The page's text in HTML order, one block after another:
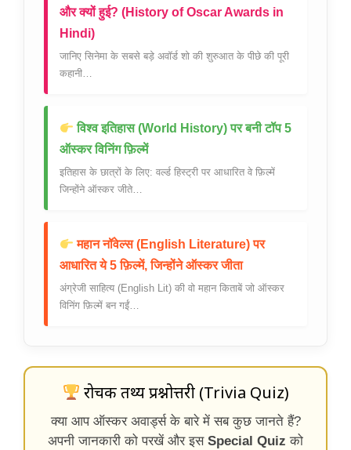
और क्यों हुई? (History of Oscar Awards in
Hindi)
जानिए सिनेमा के सबसे बड़े अवॉर्ड शो की शुरुआत के पीछे की पूरी
कहानी…
विश्व इतिहास (World History) पर बनी टॉप 5
ऑस्कर विनिंग फ़िल्में
इतिहास के छात्रों के लिए: वर्ल्ड हिस्ट्री पर आधारित वे फ़िल्में
जिन्होंने ऑस्कर जीते…
महान नॉवेल्स (English Literature) पर
आधारित ये 5 फ़िल्में, जिन्होंने ऑस्कर जीता
अंग्रेजी साहित्य (English Lit) की वो महान किताबें जो ऑस्कर
विनिंग फ़िल्में बन गईं…
रोचक तथ्य प्रश्नोत्तरी (Trivia Quiz)
क्या आप ऑस्कर अवार्ड्स के बारे में सब कुछ जानते हैं?
अपनी जानकारी को परखें और इस Special Quiz को